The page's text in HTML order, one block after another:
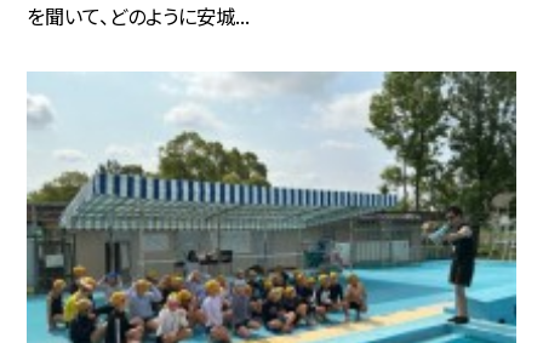
を聞いて、どのように安城...